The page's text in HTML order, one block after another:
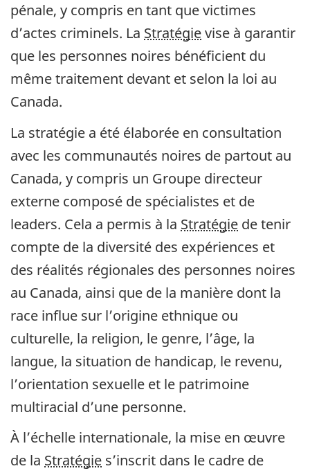
pénale, y compris en tant que victimes
d’actes criminels. La Stratégievise à garantir
que les personnes noires bénéficient du
même traitement devant et selon la loi au
Canada.
La stratégie a été élaborée en consultation
avec les communautés noires de partout au
Canada, y compris un Groupe directeur
externe composé de spécialistes et de
leaders. Cela a permis à la Stratégie de tenir
compte de la diversité des expériences et
des réalités régionales des personnes noires
au Canada, ainsi que de la manière dont la
race influe sur l’origine ethnique ou
culturelle, la religion, le genre, l’âge, la
langue, la situation de handicap, le revenu,
l’orientation sexuelle et le patrimoine
multiracial d’une personne.
À l’échelle internationale, la mise en œuvre
de la Stratégie s’inscrit dans le cadre de